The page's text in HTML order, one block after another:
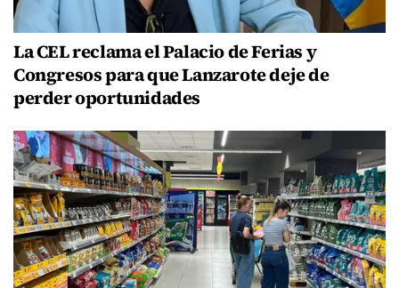
La CEL reclama el Palacio de Ferias y
Congresos para que Lanzarote deje de
perder oportunidades